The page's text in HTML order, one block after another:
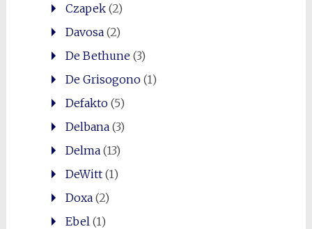
Czapek(2)
Davosa(2)
De Bethune(3)
De Grisogono(1)
Defakto(5)
Delbana(3)
Delma(13)
DeWitt(1)
Doxa(2)
Ebel (1)